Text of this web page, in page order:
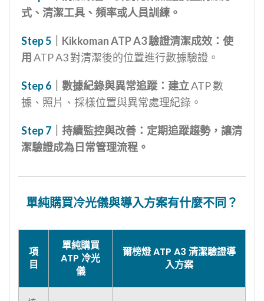
式、清潔工具、頻率或人員訓練。
Step 5 ｜Kikkoman ATP A3 驗證清潔成效：使
用ATP A3 對清潔後的位置進行數據驗證。
Step 6 ｜數據紀錄與異常追蹤：建立ATP 數
據、照片、採樣位置與異常處理紀錄。
Step 7 ｜持續監控與改善：定期追蹤趨勢，讓清
潔驗證成為日常管理流程。
單純購買冷光儀與導入方案有什麼不同？
項
目
單純購買
ATP 冷光
儀
爾榜燈 ATP A3 清潔驗證導
入方案